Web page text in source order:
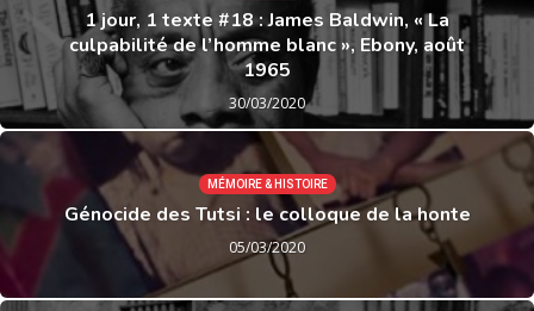
1 jour, 1 texte #18 : James Baldwin, « La
culpabilité de l’homme blanc », Ebony, août
1965
30/03/2020
MÉMOIRE & HISTOIRE
Génocide des Tutsi : le colloque de la honte
05/03/2020